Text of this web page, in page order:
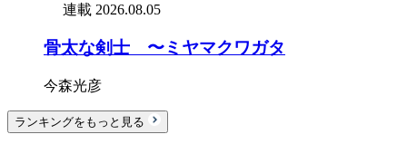
連載 2026.08.05
骨太な剣士 〜ミヤマクワガタ
今森光彦
ランキングをもっと見る